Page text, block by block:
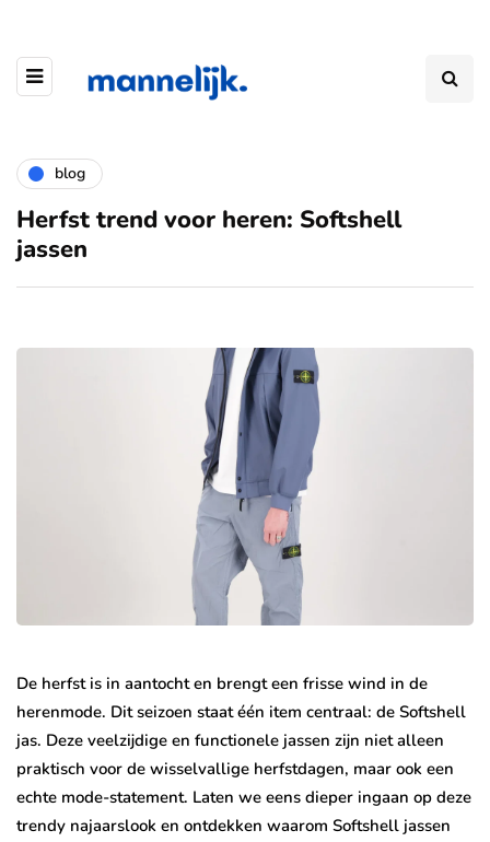
blog
Herfst trend voor heren: Softshell
jassen
De herfst is in aantocht en brengt een frisse wind in de
herenmode. Dit seizoen staat één item centraal: de Softshell
jas. Deze veelzijdige en functionele jassen zijn niet alleen
praktisch voor de wisselvallige herfstdagen, maar ook een
echte mode-statement. Laten we eens dieper ingaan op deze
trendy najaarslook en ontdekken waarom Softshell jassen